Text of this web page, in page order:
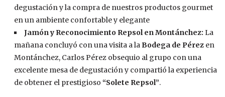
degustación y la compra de nuestros productos gourmet
en un ambiente confortable y elegante
Jamón y Reconocimiento Repsol en Montánchez: La
mañana concluyó con una visita a la Bodega de Pérez en
Montánchez, Carlos Pérez obsequio al grupo con una
excelente mesa de degustación y compartió la experiencia
de obtener el prestigioso“Solete Repsol”.